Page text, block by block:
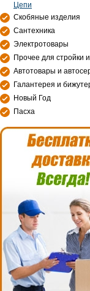
Цепи
Скобяные изделия
Сантехника
Электротовары
Прочее для стройки
Автотовары и
Галантерея и
Новый Год
Пасха